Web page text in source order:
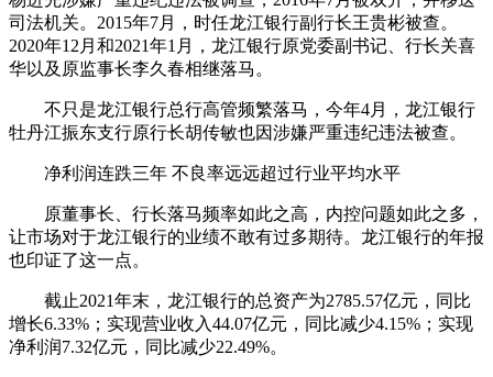
司法机关。2015年7月，时任龙江银行副行长王贵彬被查。
2020年12月和2021年1月，龙江银行原党委副书记、行长关喜
华以及原监事长李久春相继落马。
不只是龙江银行总行高管频繁落马，今年4月，龙江银行
牡丹江振东支行原行长胡传敏也因涉嫌严重违纪违法被查。
净利润连跌三年 不良率远远超过行业平均水平
原董事长、行长落马频率如此之高，内控问题如此之多，
让市场对于龙江银行的业绩不敢有过多期待。龙江银行的年报
也印证了这一点。
截止2021年末，龙江银行的总资产为2785.57亿元，同比
增长6.33%；实现营业收入44.07亿元，同比减少4.15%；实现
净利润7.32亿元，同比减少22.49%。